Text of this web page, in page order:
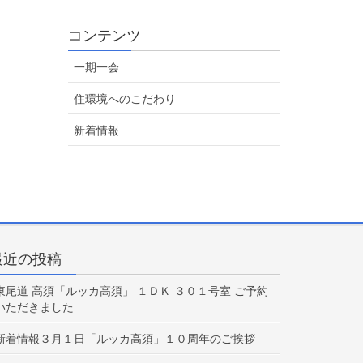
コンテンツ
一期一会
住環境へのこだわり
新着情報
近の投稿
尾道 高須「ルッカ高須」 １ＤＫ ３０１号室 ご予約
ただきました
着情報３月１日「ルッカ高須」１０周年のご挨拶